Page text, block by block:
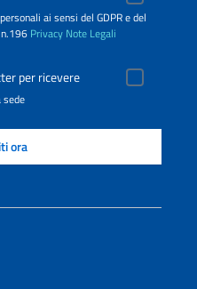
ai sensi del GDPR e del
Privacy Note Legali
per ricevere